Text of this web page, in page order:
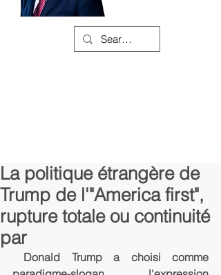
La politique étrangère de
Trump de l'"America first",
rupture totale ou continuité
par